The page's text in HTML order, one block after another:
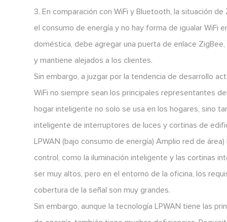
3. En comparación con WiFi y Bluetooth, la situación
el consumo de energía y no hay forma de igualar WiFi
doméstica, debe agregar una puerta de enlace
y mantiene alejados a los clientes.
Sin embargo, a juzgar por la tendencia de desarrollo
WiFi no siempre sean los principales representantes
hogar inteligente no solo se usa en los hogares, sino
inteligente de interruptores de luces y cortinas de
LPWAN (bajo consumo de energía) Amplio red de
control, como la iluminación inteligente y las cortinas
ser muy altos, pero en el entorno de la oficina, los
cobertura de la señal son muy grandes.
Sin embargo, aunque la tecnología LPWAN tiene las